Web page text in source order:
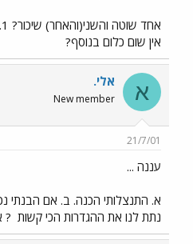
אין שום כלום בנוסף?
א אלי.
New member
21/7/01
עננה ...
א. התנצלותי הכנה. ב. אם הבנתי
נתת לנו את ההגדרות הכי קשות ?